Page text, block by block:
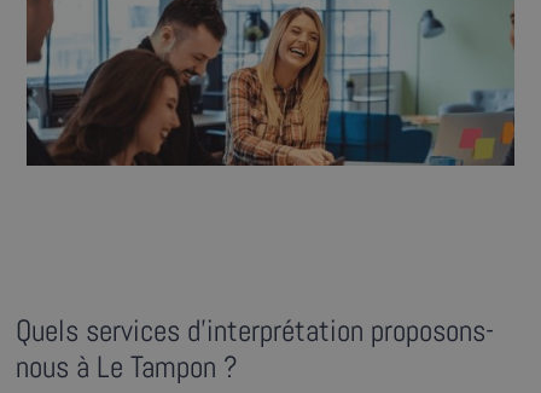
Quels services d’interprétation proposons-
nous à Le Tampon ?